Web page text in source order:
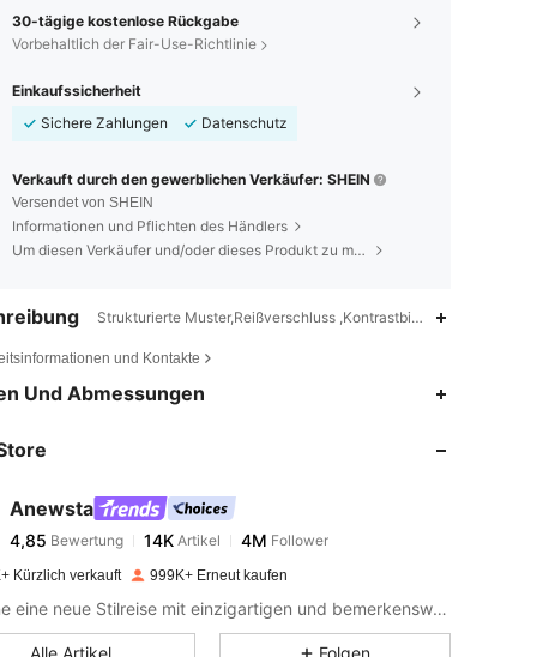
30-tägige kostenlose Rückgabe
Vorbehaltlich der Fair-Use-Richtlinie
Einkaufssicherheit
Sichere Zahlungen
Datenschutz
Verkauft durch den gewerblichen Verkäufer: SHEIN
Versendet von SHEIN
Informationen und Pflichten des Händlers
Um diesen Verkäufer und/oder dieses Produkt zu melden
Strukturierte Muster,Reißverschluss
und Kontakte
Und Abmessungen
Anewsta
4,85
4,85 Bewertung 14KArtikel
w***9bezahltVor 1 Tag
Kürzlich verkauft 999K+ Erneut kaufen
Beginne eine neue Stilreise mit einzigartigen und bemerkenswerten Kleidungsstücken, die neue Inspiration entfachen.